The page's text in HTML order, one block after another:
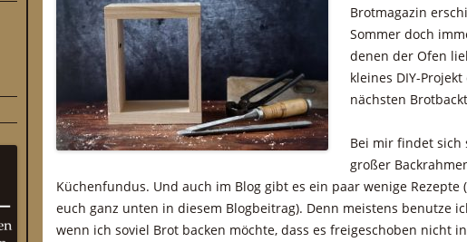
Brotmagazin
Sommer doch
denen der Ofen
kleines DIY-
nächsten
Bei mir findet sich
großer
Küchenfundus. Und auch im Blog gibt es ein paar wenige Rezepte
euch ganz unten in diesem Blogbeitrag). Denn meistens benutze
wenn ich soviel Brot backen möchte, dass es freigeschoben nicht